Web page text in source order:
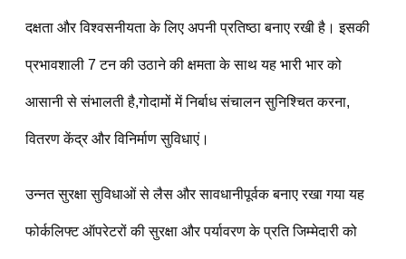
दक्षता और विश्वसनीयता के लिए अपनी प्रतिष्ठा बनाए रखी है। इसकी
प्रभावशाली 7 टन की उठाने की क्षमता के साथ यह भारी भार को
आसानी से संभालती है,गोदामों में निर्बाध संचालन सुनिश्चित करना,
वितरण केंद्र और विनिर्माण सुविधाएं।
उन्नत सुरक्षा सुविधाओं से लैस और सावधानीपूर्वक बनाए रखा गया यह
फोर्कलिफ्ट ऑपरेटरों की सुरक्षा और पर्यावरण के प्रति जिम्मेदारी को